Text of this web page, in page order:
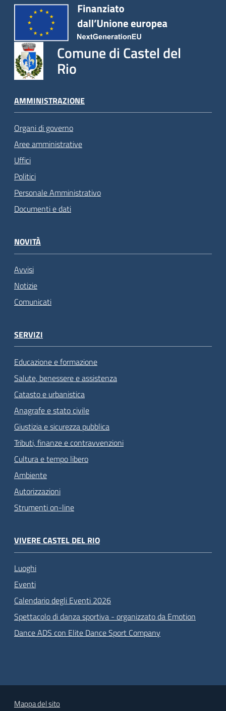
Comune di Castel del
Rio
AMMINISTRAZIONE
Organi di governo
Aree amministrative
Uffici
Politici
Personale Amministrativo
Documenti e dati
NOVITÀ
Avvisi
Notizie
Comunicati
SERVIZI
Educazione e formazione
Salute, benessere e assistenza
Catasto e urbanistica
Anagrafe e stato civile
Giustizia e sicurezza pubblica
Tributi, finanze e contravvenzioni
Cultura e tempo libero
Ambiente
Autorizzazioni
Strumenti on-line
VIVERE CASTEL DEL RIO
Luoghi
Eventi
Calendario degli Eventi 2026
Spettacolo di danza sportiva - organizzato da Emotion
Dance ADS con Elite Dance Sport Company
Mappa del sito